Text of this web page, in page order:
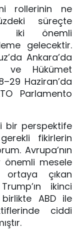
rollerinin ne
süreçte
iki önemli
gelecektir.
Ankara’da
ve Hükümet
Haziran’da
Parlamento
bir perspektife
fikirlerin
Avrupa’nın
önemli mesele
ortaya çıkan
ikinci
ABD ile
ciddi